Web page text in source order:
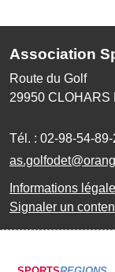
Association
Route du Golf
29950 CLOHARS
Tél. : 02-98-54-89-
Informations
Signaler un